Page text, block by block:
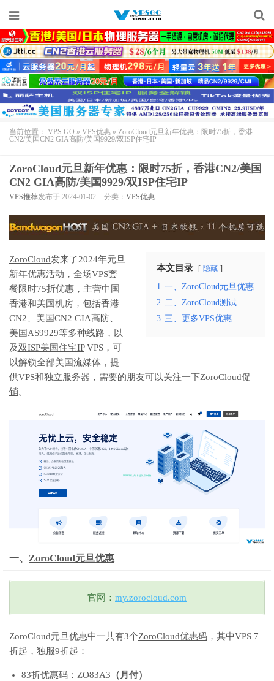
当前位置： VPS GO » VPS优惠 » ZoroCloud元旦新年优惠：限时75折，香港
CN2/美国CN2 GIA高防/美国9929/双ISP住宅IP
ZoroCloud元旦新年优惠：限时75折，香港CN2/美国
CN2 GIA高防/美国9929/双ISP住宅IP
VPS推荐发布于 2024-01-02 分类： VPS优惠
本文目录 隐藏
1 一、ZoroCloud元旦优惠
2 二、ZoroCloud测试
3 三、更多VPS优惠
ZoroCloud发来了2024年元旦
新年优惠活动，全场VPS套
餐限时75折优惠，主营中国
香港和美国机房，包括香港
CN2、美国CN2 GIA高防、
美国AS9929等多种线路，以
及 双ISP美国住宅IPVPS，可
以解锁全部美国流媒体，提
供VPS和独立服务器，需要的朋友可以关注一下ZoroCloud促
销。
一、 ZoroCloud元旦优惠
官网： my.zorocloud.com
ZoroCloud元旦优惠中一共有3个ZoroCloud优惠码 ，其中VPS 7
折起，独服9折起：
83折优惠码：ZO83A3 （月付）